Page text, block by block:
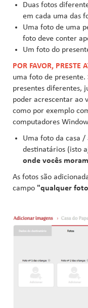
Duas fotos
em cada uma das
Uma foto de uma
foto deve conter
Um foto do
POR FAVOR, PRESTE
uma foto de presente.
presentes diferentes,
poder acrescentar ao
como por exemplo
computadores
Uma foto da casa
destinatários (isto
onde vocês
As fotos são
campo "qualquer